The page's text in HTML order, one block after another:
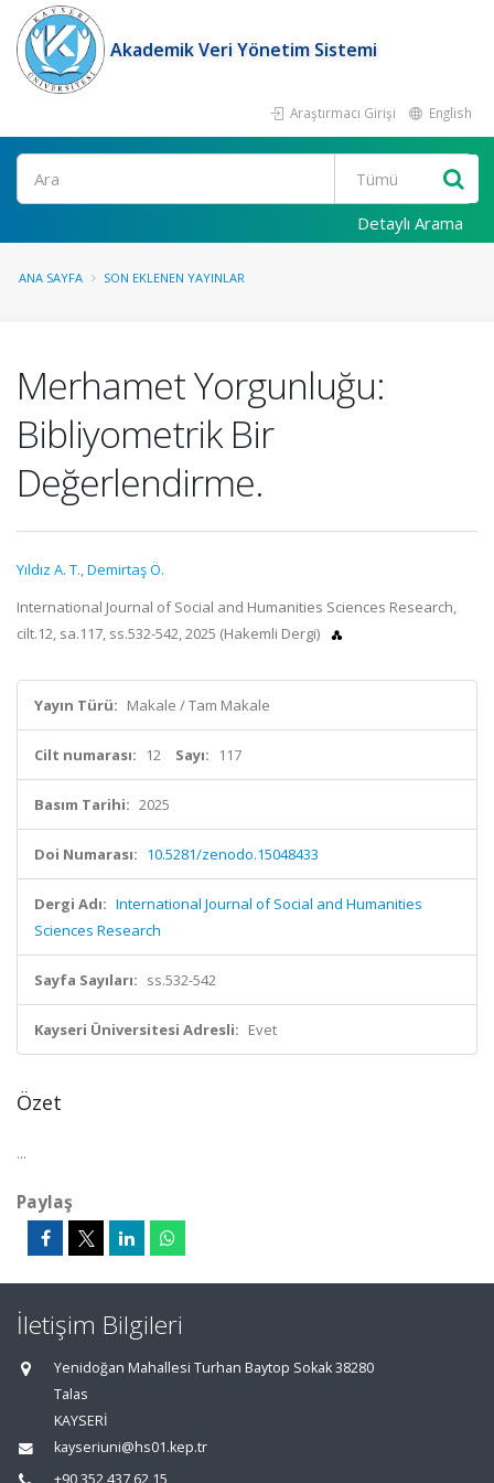
Akademik Veri Yönetim Sistemi
Araştırmacı Girişi English
Ara
Detaylı Arama
ANA SAYFA SON EKLENEN YAYINLAR
Merhamet Yorgunluğu:
Bibliyometrik Bir
Değerlendirme.
Yıldız A. T.,Demirtaş Ö.
International Journal of Social and Humanities Sciences Research,
cilt.12, sa.117, ss.532-542, 2025 (Hakemli Dergi)
Yayın Türü: Makale / Tam Makale
Cilt numarası: 12 Sayı: 117
Basım Tarihi: 2025
Doi Numarası: 10.5281/zenodo.15048433
Dergi Adı: International Journal of Social and Humanities
Sciences Research
Sayfa Sayıları: ss.532-542
Kayseri Üniversitesi Adresli: Evet
Özet
...
Paylaş
İletişim Bilgileri
Yenidoğan Mahallesi Turhan Baytop Sokak 38280
Talas
KAYSERİ
kayseriuni@hs01.kep.tr
+90 352 437 62 15